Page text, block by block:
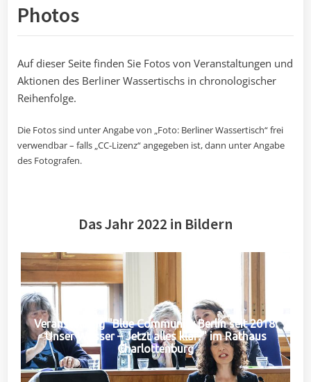
Photos
Auf dieser Seite finden Sie Fotos von Veranstaltungen und
Aktionen des Berliner Wassertischs in chronologischer
Reihenfolge.
Die Fotos sind unter Angabe von „Foto: Berliner Wassertisch“ frei
verwendbar – falls „CC-Lizenz“ angegeben ist, dann unter Angabe
des Fotografen.
Das Jahr 2022 in Bildern
Veranstaltung "Blue Community Berlin seit 2018:
Unser Wasser – Jetzt alles klar?" im Rathaus
Charlottenburg